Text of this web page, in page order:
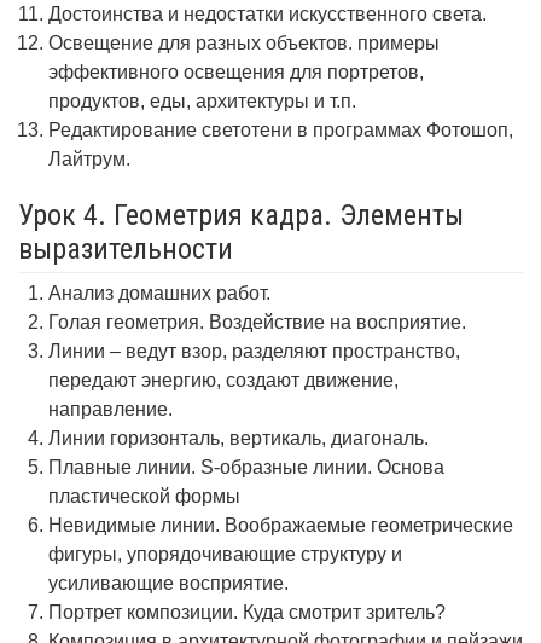
Достоинства и недостатки искусственного света.
Освещение для разных объектов. примеры
эффективного освещения для портретов,
продуктов, еды, архитектуры и т.п.
Редактирование светотени в программах Фотошоп,
Лайтрум.
Урок 4. Геометрия кадра. Элементы
выразительности
Анализ домашних работ.
Голая геометрия. Воздействие на восприятие.
Линии – ведут взор, разделяют пространство,
передают энергию, создают движение,
направление.
Линии горизонталь, вертикаль, диагональ.
Плавные линии. S-образные линии. Основа
пластической формы
Невидимые линии. Воображаемые геометрические
фигуры, упорядочивающие структуру и
усиливающие восприятие.
Портрет композиции. Куда смотрит зритель?